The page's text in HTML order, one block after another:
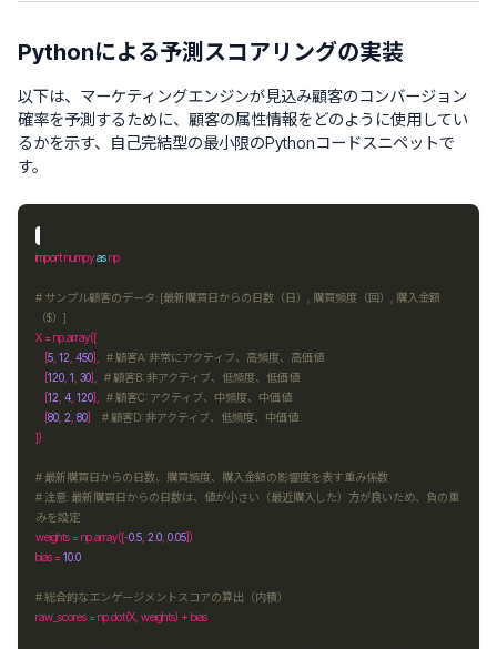
Pythonによる予測スコアリングの実装
以下は、マーケティングエンジンが見込み顧客のコンバージョン
確率を予測するために、顧客の属性情報をどのように使用してい
るかを示す、自己完結型の最小限のPythonコードスニペットで
す。
import numpy as
# サンプル顧客のデータ: [最新購買日からの日数（日）, 購買頻度（回）, 購入金額
（$）]
X = np
    [
5 12 450], # 顧客A: 非常にアクティブ、高頻度、高価値
    [
120 1 30], # 顧客B: 非アクティブ、低頻度、低価値
    [
12 4 120], # 顧客C: アクティブ、中頻度、中価値
    [
80 2 80] # 顧客D: 非アクティブ、低頻度、中価値
# 最新購買日からの日数、購買頻度、購入金額の影響度を表す重み係数
# 注意: 最新購買日からの日数は、値が小さい（最近購入した）方が良いため、負の重
みを設定
weights = nparray([-0.5 2.0 0.05
bias =10.0
# 総合的なエンゲージメントスコアの算出（内積）
raw_scores = npdot(X, weights) +